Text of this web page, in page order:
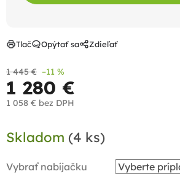
1 445 € –11 %
1 280 €
1 058 € bez DPH
cena:
Skladom (4 ks)
Vybrať nabíjačku
Tlač Opýtať sa Zdieľať